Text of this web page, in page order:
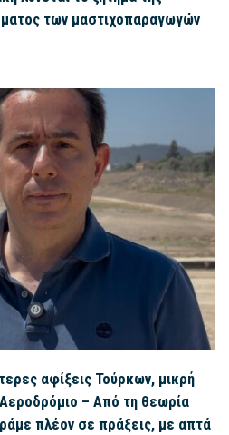
των μαστιχοπαραγωγών
αφίξεις Τούρκων, μικρή
– Από τη θεωρία
πλέον σε πράξεις, με απτά